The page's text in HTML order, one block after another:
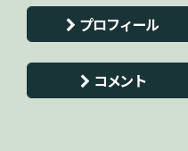
プロフィール
コメント